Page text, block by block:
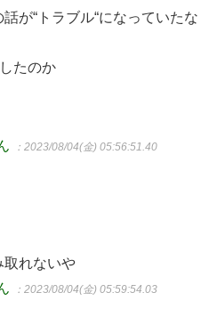
が“トラブル“になっていたな
たのか
：2023/08/04(金) 05:56:51.40
取れないや
：2023/08/04(金) 05:59:54.03